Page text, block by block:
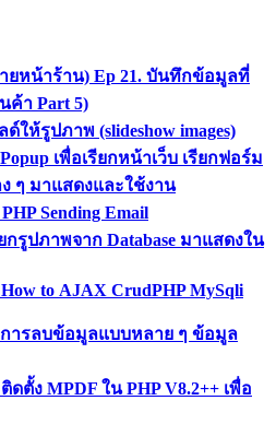
ยหน้าร้าน) Ep 21. บันทึกข้อมูลที่
ค้า Part 5)
ให้รูปภาพ (slideshow images)
เพื่อเรียกหน้าเว็บ เรียกฟอร์ม
ๆ มาแสดงและใช้งาน
Sending Email
กรูปภาพจาก Database มาแสดงใน
How to AJAX CrudPHP MySqli
การลบข้อมูลแบบหลาย ๆ ข้อมูล
ดตั้ง MPDF ใน PHP V8.2++ เพื่อ